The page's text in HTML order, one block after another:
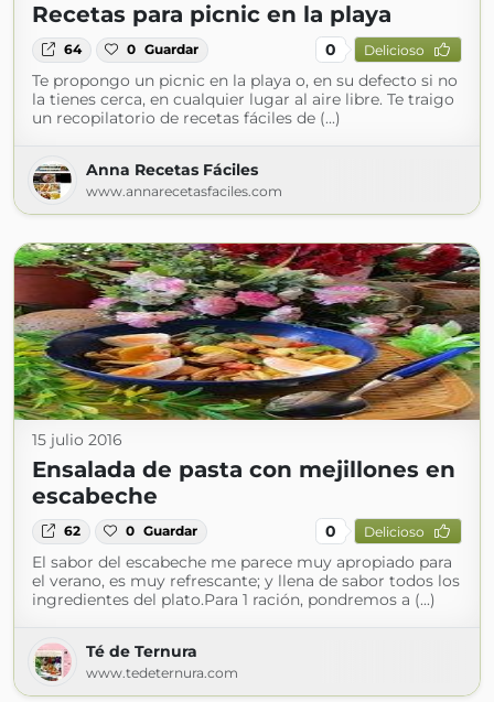
Recetas para picnic en la playa
64 0 Guardar 0 Delicioso
Te propongo un picnic en la playa o, en su defecto si no
la tienes cerca, en cualquier lugar al aire libre. Te traigo
un recopilatorio de recetas fáciles de (...)
Anna Recetas Fáciles
www.annarecetasfaciles.com
15 julio 2016
Ensalada de pasta con mejillones en
escabeche
62 0 Guardar 0 Delicioso
El sabor del escabeche me parece muy apropiado para
el verano, es muy refrescante; y llena de sabor todos los
ingredientes del plato.Para 1 ración, pondremos a (...)
Té de Ternura
www.tedeternura.com